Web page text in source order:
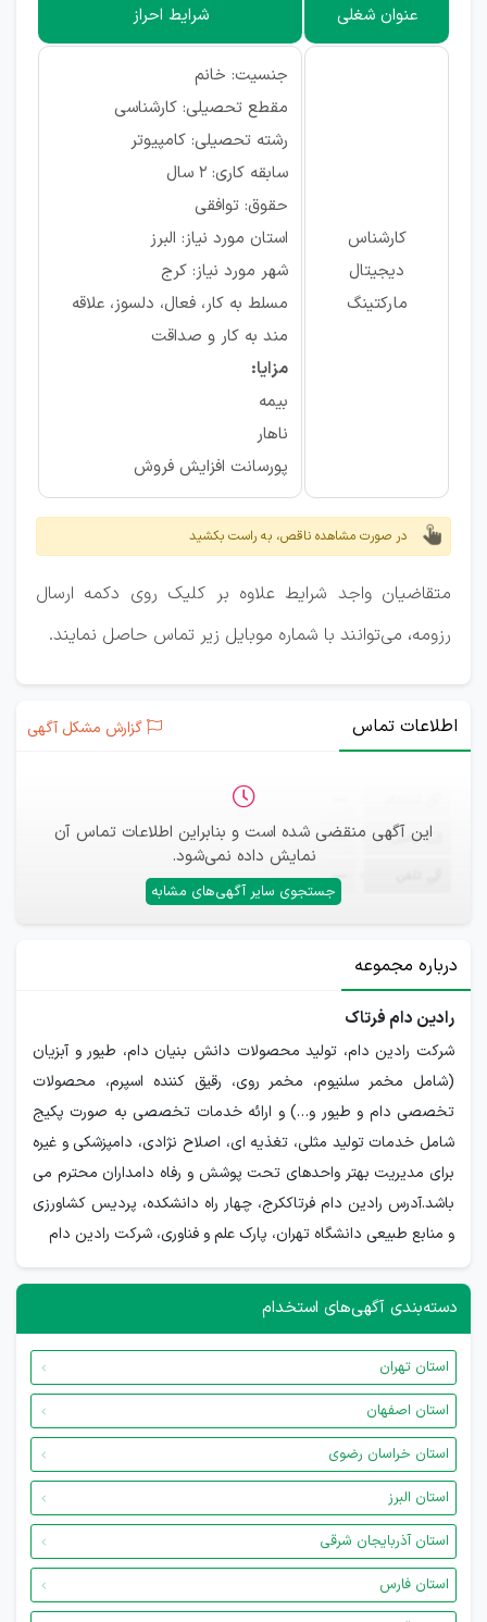
عنوان شغلی شرایط احراز
کارشناس
دیجیتال
مارکتینگ
جنسیت: خانم
مقطع تحصیلی: کارشناسی
رشته تحصیلی: کامپیوتر
سابقه کاری: ۲ سال
حقوق: توافقی
استان مورد نیاز: البرز
شهر مورد نیاز: کرج
مسلط به کار، فعال، دلسوز، علاقه
مند به کار و صداقت
مزایا:
بیمه
ناهار
پورسانت افزایش فروش
در صورت مشاهده ناقص، به راست بکشید
متقاضیان واجد شرایط علاوه بر کلیک روی دکمه ارسال
رزومه، می‌توانند با شماره موبایل زیر تماس حاصل نمایند.
اطلاعات تماس گزارش مشکل آگهی
این آگهی منقضی شده است و بنابراین اطلاعات تماس آن
نمایش داده نمی‌شود.
جستجوی سایر آگهی‌های مشابه
ایمیل —
—
درباره مجموعه
رادین دام فرتاک
شرکت رادین دام، تولید محصولات دانش بنیان دام، طیور و آبزیان
(شامل مخمر سلنیوم، مخمر روی، رقیق کننده اسپرم، محصولات
تخصصی دام و طیور و…) و ارائه خدمات تخصصی به صورت پکیج
شامل خدمات تولید مثلی، تغذیه ای، اصلاح نژادی، دامپزشکی و غیره
برای مدیریت بهتر واحدهای تحت پوشش و رفاه دامداران محترم می
باشد.آدرس رادین دام فرتاککرج، چهار راه دانشکده، پردیس کشاورزی
و منابع طبیعی دانشگاه تهران، پارک علم و فناوری، شرکت رادین دام
دسته‌بندی آگهی‌های استخدام
استان تهران
استان اصفهان
استان خراسان رضوی
استان البرز
استان آذربایجان شرقی
استان فارس